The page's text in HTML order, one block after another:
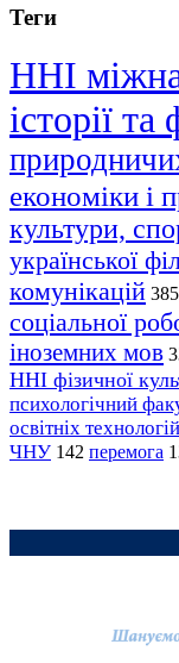
Теги
ННІ
історії та
економіки і
культури,
української
комунікацій 385
соціальної
іноземних мов
ННІ фізичної
психологічний
освітніх технологій
ЧНУ 142 перемога